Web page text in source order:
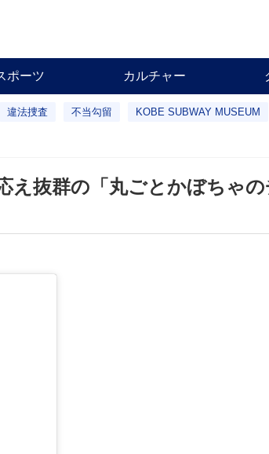
ポーツ カルチャー
違法捜査 不当勾留 KOBE SUBWAY MUSEUM
抜群の「丸ごとかぼちゃの